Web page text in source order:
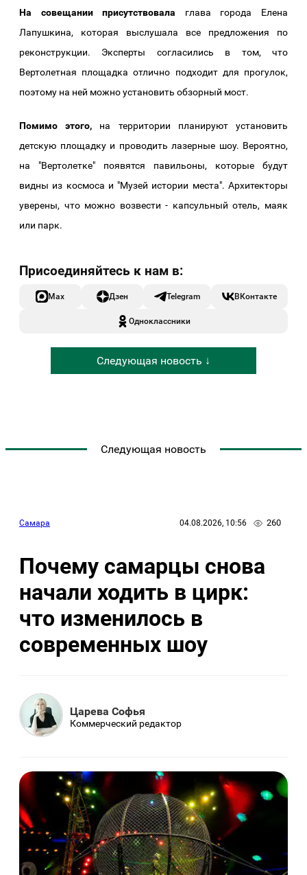
На совещании присутствовала глава города Елена
Лапушкина, которая выслушала все предложения по
реконструкции. Эксперты согласились в том, что
Вертолетная площадка отлично подходит для прогулок,
поэтому на ней можно установить обзорный мост.
Помимо этого, на территории планируют установить
детскую площадку и проводить лазерные шоу. Вероятно,
на "Вертолетке" появятся павильоны, которые будут
видны из космоса и "Музей истории места". Архитекторы
уверены, что можно возвести - капсульный отель, маяк
или парк.
Max Дзен Telegram ВКонтакте
Одноклассники
Следующая новость ↓
Следующая новость
Самара 04.08.2026, 10:56 260
Почему самарцы снова
начали ходить в цирк:
что изменилось в
современных шоу
Царева Софья
Коммерческий редактор